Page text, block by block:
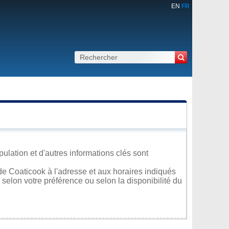
EN FR
et d'autres informations clés sont
Coaticook à l'adresse et aux horaires indiqués
votre préférence ou selon la disponibilité du